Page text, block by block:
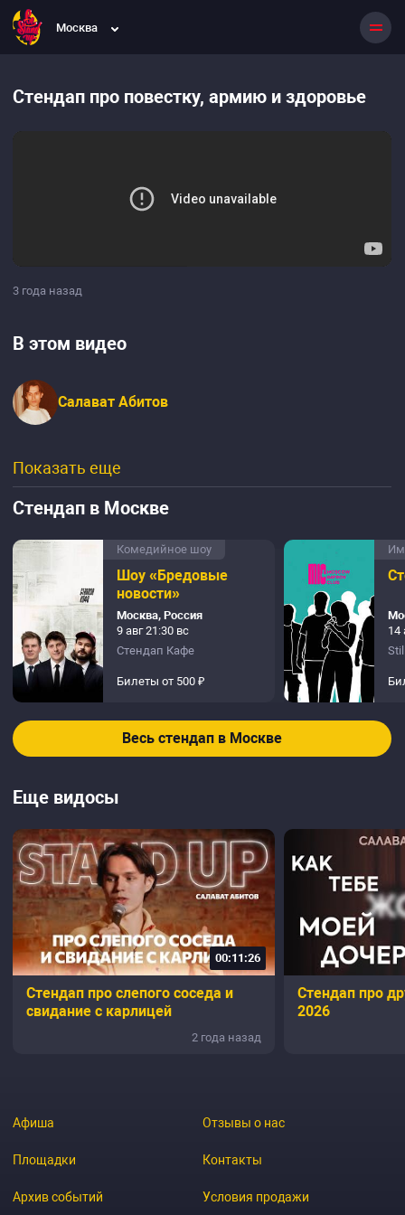
Москва
Стендап про повестку, армию и здоровье
3 года назад
В этом видео
Салават Абитов
Показать еще
Стендап в Москве
Комедийное шоу
Шоу «Бредовые
новости»
Москва, Россия
9 авг 21:30 вс
Стендап Кафе
Билеты от 500 ₽
14
Весь стендап в Москве
Еще видосы
00:11:26
Стендап про слепого соседа и
свидание с карлицей
2 года назад
Стендап про
2026
Афиша
Площадки
Архив событий
Отзывы о нас
Контакты
Условия продажи